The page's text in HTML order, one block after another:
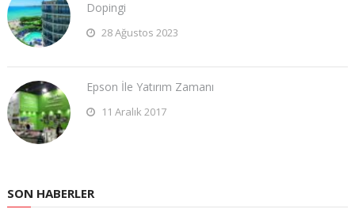
Dopingi
28 Ağustos 2023
Epson İle Yatırım Zamanı
11 Aralık 2017
SON HABERLER